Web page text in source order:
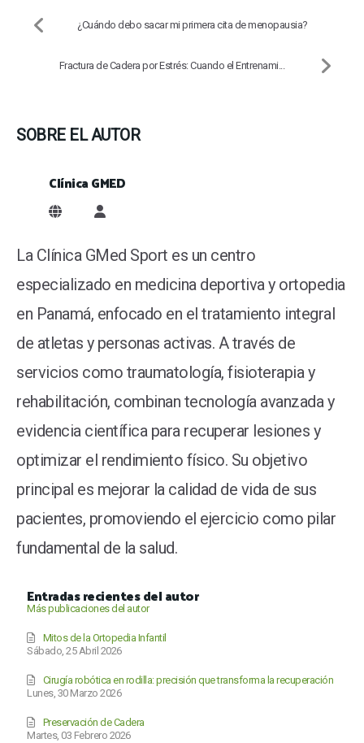
¿Cuándo debo sacar mi primera cita de menopausia?
Fractura de Cadera por Estrés: Cuando el Entrenami...
SOBRE EL AUTOR
Clínica GMED
La Clínica GMed Sport es un centro
especializado en medicina deportiva y ortopedia
en Panamá, enfocado en el tratamiento integral
de atletas y personas activas. A través de
servicios como traumatología, fisioterapia y
rehabilitación, combinan tecnología avanzada y
evidencia científica para recuperar lesiones y
optimizar el rendimiento físico. Su objetivo
principal es mejorar la calidad de vida de sus
pacientes, promoviendo el ejercicio como pilar
fundamental de la salud.
Entradas recientes del autor
Más publicaciones del autor
Sábado, 25 Abril 2026
Mitos de la Ortopedia Infantil
Lunes, 30 Marzo 2026
Cirugía robótica en rodilla: precisión que transforma la recuperación
Martes, 03 Febrero 2026
Preservación de Cadera